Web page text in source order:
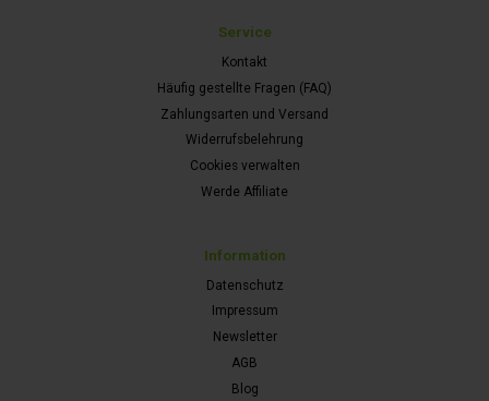
Service
Kontakt
Häufig gestellte Fragen (FAQ)
Zahlungsarten und Versand
Widerrufsbelehrung
Cookies verwalten
Werde Affiliate
Information
Datenschutz
Impressum
Newsletter
AGB
Blog